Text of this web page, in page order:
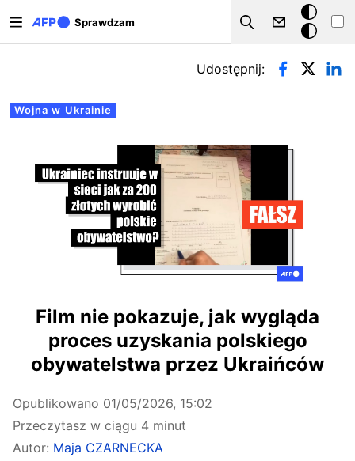
Sprawdzam
Szukaj
Tryb
ciemny
Zakładki podstawowe
Wojna w Ukrainie
Udostępnij:
Film nie pokazuje, jak wygląda
proces uzyskania polskiego
obywatelstwa przez Ukraińców
Opublikowano 01/05/2026, 15:02
Przeczytasz w ciągu 4 minut
Autor: Maja CZARNECKA